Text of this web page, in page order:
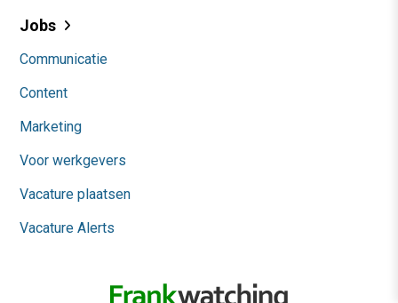
Jobs
Communicatie
Content
Marketing
Voor werkgevers
Vacature plaatsen
Vacature Alerts